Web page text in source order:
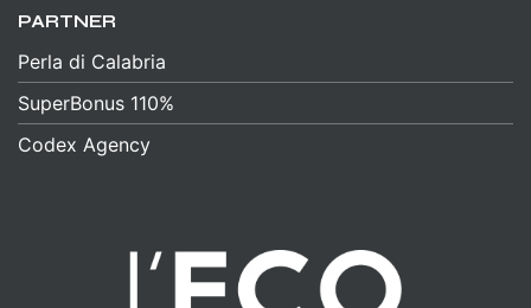
PARTNER
Perla di Calabria
SuperBonus 110%
Codex Agency